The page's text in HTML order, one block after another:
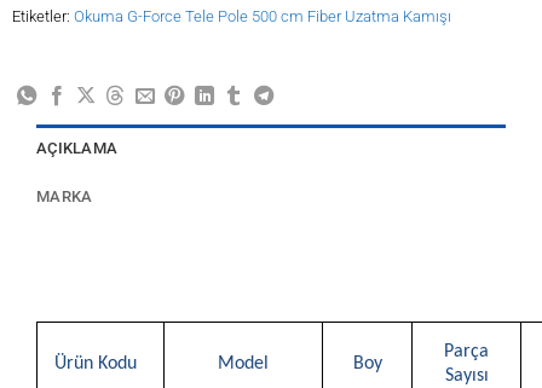
Etiketler: Okuma G-Force Tele Pole 500 cm Fiber Uzatma Kamışı
AÇIKLAMA
MARKA
Ürün Kodu Model Boy
Parça
Sayısı